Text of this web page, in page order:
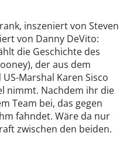
inszeniert von Steven
von Danny DeVito:
die Geschichte des
der aus dem
Marshal Karen Sisco
nimmt. Nachdem ihr die
Team bei, das gegen
fahndet. Wäre da nur
zwischen den beiden.